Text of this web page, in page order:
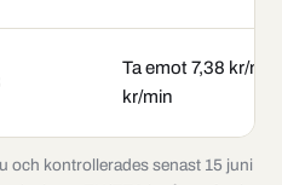
Ta emot 7,38 kr/min
kr/min
och kontrollerades senast 15 juni